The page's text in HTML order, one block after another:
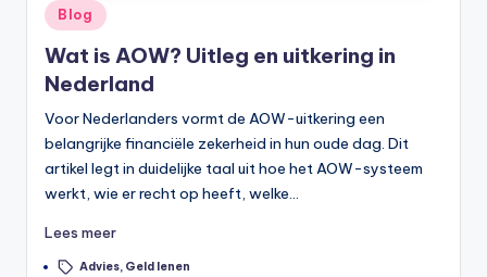
e
n
e
n
O
n
li
n
Geplaatst
in
Blog
Wat is AOW? Uitleg en uitkering in
Nederland
Voor Nederlanders vormt de AOW-uitkering een
belangrijke financiële zekerheid in hun oude dag. Dit
artikel legt in duidelijke taal uit hoe het AOW-systeem
werkt, wie er recht op heeft, welke…
Lees meer
Tags: Advies, Geld lenen